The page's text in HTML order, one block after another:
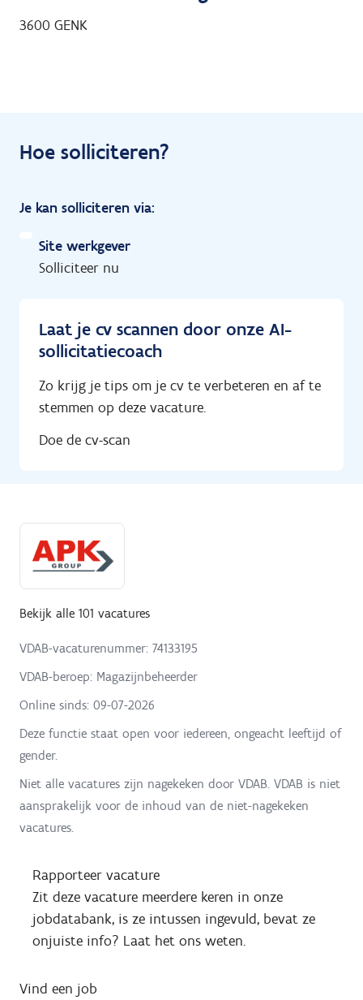
3600 GENK
Hoe solliciteren?
Je kan solliciteren via:
Site werkgever
Solliciteer nu
Laat je cv scannen door onze AI-
sollicitatiecoach
Zo krijg je tips om je cv te verbeteren en af te
stemmen op deze vacature.
Doe de cv-scan
Bekijk alle 101 vacatures
VDAB-vacaturenummer: 74133195
VDAB-beroep: Magazijnbeheerder
Online sinds: 09-07-2026
Deze functie staat open voor iedereen, ongeacht leeftijd of
gender.
Niet alle vacatures zijn nagekeken door VDAB. VDAB is niet
aansprakelijk voor de inhoud van de niet-nagekeken
vacatures.
Rapporteer vacature
Zit deze vacature meerdere keren in onze
jobdatabank, is ze intussen ingevuld, bevat ze
onjuiste info? Laat het ons weten.
Vind een job